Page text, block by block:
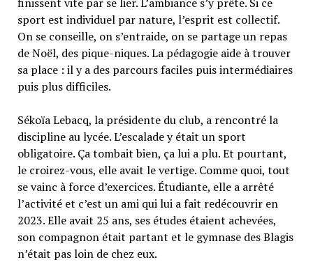
sport est individuel par nature, l’esprit est collectif.
On se conseille, on s’entraide, on se partage un repas
de Noël, des pique-niques. La pédagogie aide à trouver
sa place : il y a des parcours faciles puis intermédiaires
puis plus difficiles.
Sékoïa Lebacq, la présidente du club, a rencontré la
discipline au lycée. L’escalade y était un sport
obligatoire. Ça tombait bien, ça lui a plu. Et pourtant,
le croirez-vous, elle avait le vertige. Comme quoi, tout
se vainc à force d’exercices. Étudiante, elle a arrêté
l’activité et c’est un ami qui lui a fait redécouvrir en
2023. Elle avait 25 ans, ses études étaient achevées,
son compagnon était partant et le gymnase des Blagis
n’était pas loin de chez eux.